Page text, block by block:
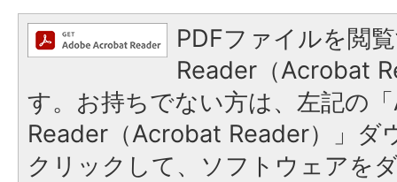
PDFファイルを閲
Reader（Acrobat
す。お持ちでない方は、左記の
Reader（Acrobat Reader）」ダ
クリックして、ソフトウェアを